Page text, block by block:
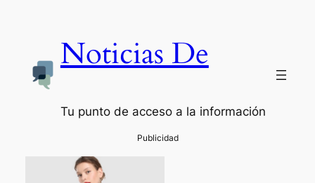
Noticias De
Tu punto de acceso a la información